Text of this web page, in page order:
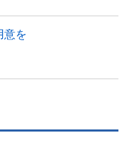
意を